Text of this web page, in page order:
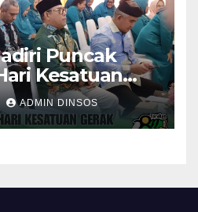
Puncak
Kesatuan
54 Tingkat
ADMIN DINSOS